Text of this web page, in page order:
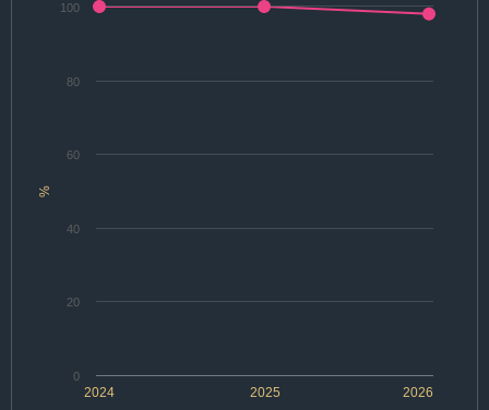
%
2024 2025 2026
0
20
40
60
80
100